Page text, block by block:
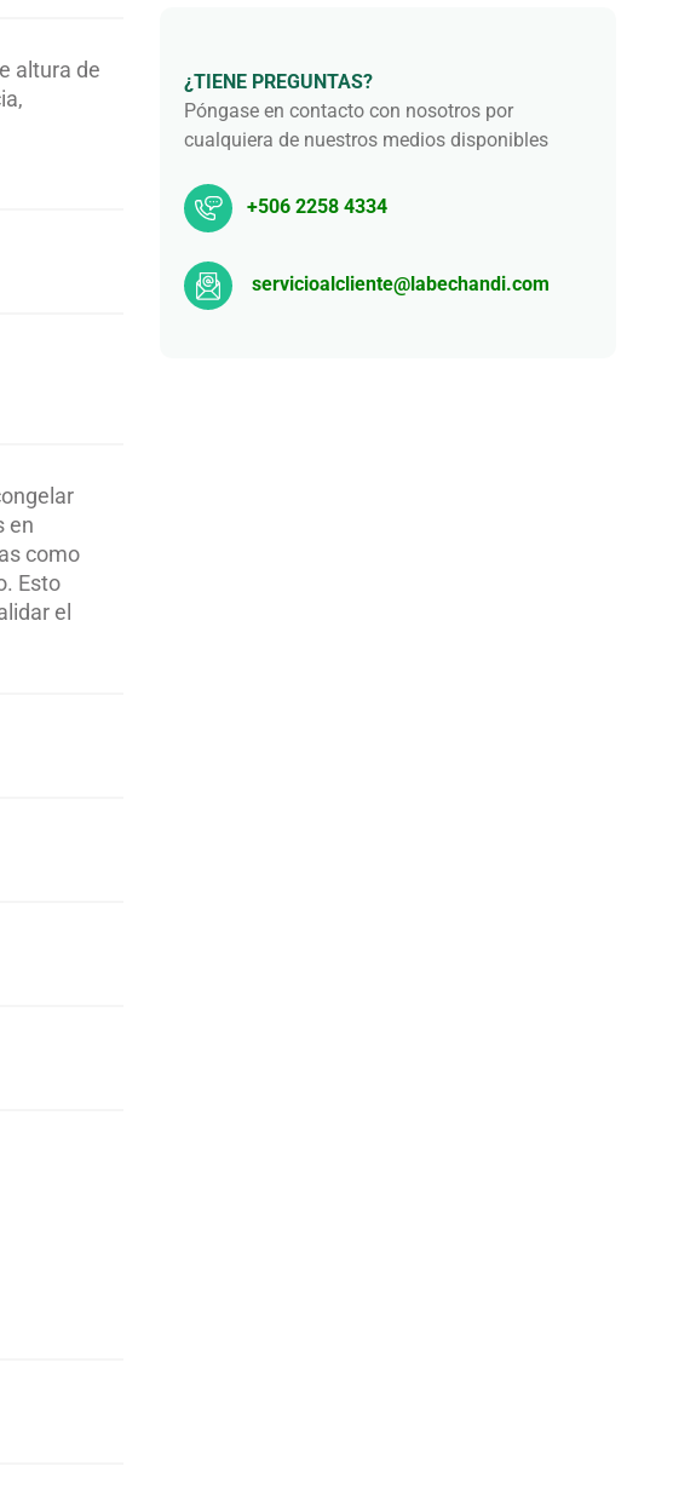
altura de
en
como
Esto
el
¿TIENE PREGUNTAS?
Póngase en contacto con nosotros por
cualquiera de nuestros medios disponibles
+506 2258 4334
servicioalcliente@labechandi.com